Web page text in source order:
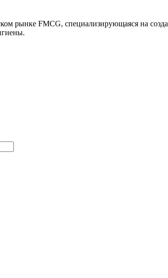
рынке FMCG, специализирующаяся на